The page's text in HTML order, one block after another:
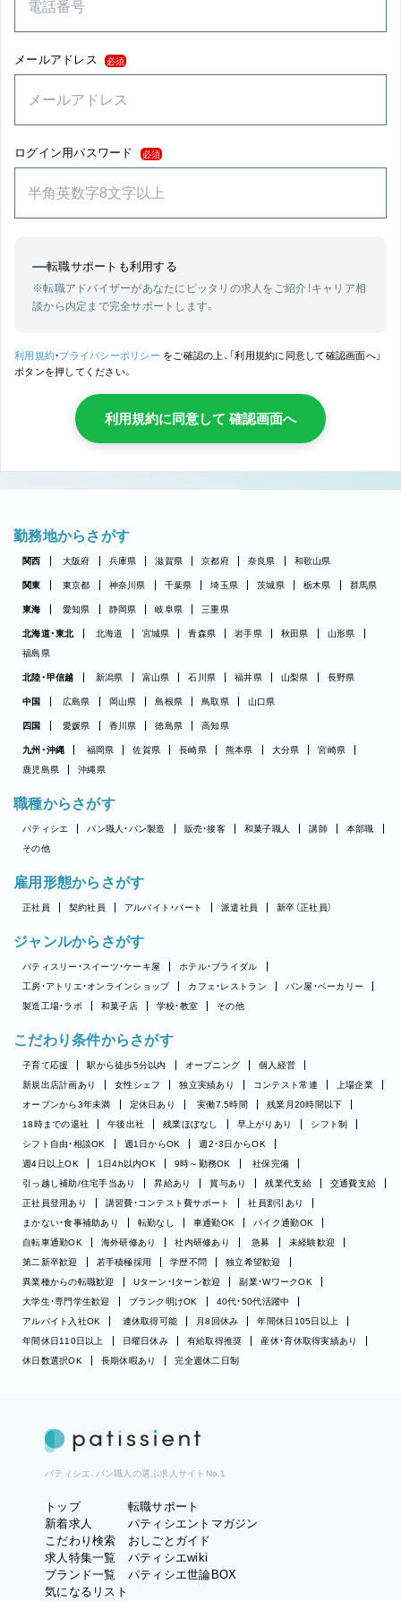
メールアドレス 必須
ログイン用パスワード 必須
転職サポートも利用する
※転職アドバイザーがあなたにピッタリの求人をご紹介！キャリア相
談から内定まで完全サポートします。
利用規約・プライバシーポリシー をご確認の上、「利用規約に同意して確認画面へ」
ボタンを押してください。
利用規約に同意して 確認画面へ
勤務地からさがす
関西 大阪府 兵庫県 滋賀県 京都府 奈良県 和歌山県
関東 東京都 神奈川県 千葉県 埼玉県 茨城県 栃木県 群馬県
東海 愛知県 静岡県 岐阜県 三重県
北海道・東北 北海道 宮城県 青森県 岩手県 秋田県
山形県
福島県
北陸・甲信越 新潟県 富山県 石川県 福井県 山梨県 長野県
中国 広島県 岡山県 島根県 鳥取県 山口県
四国 愛媛県 香川県 徳島県 高知県
九州・沖縄 福岡県 佐賀県 長崎県 熊本県 大分県
宮崎県
鹿児島県
沖縄県
職種からさがす
パティシエ パン職人・パン製造 販売・接客 和菓子職人 講師
本部職
その他
雇用形態からさがす
正社員 契約社員 アルバイト・パート 派遣社員 新卒（正社員）
ジャンルからさがす
パティスリー・スイーツ・ケーキ屋
ホテル・ブライダル
工房・アトリエ・オンラインショップ
カフェ・レストラン
パン屋・ベーカリー
製造工場・ラボ
和菓子店 学校・教室 その他
こだわり条件からさがす
子育て応援 駅から徒歩5分以内 オープニング
個人経営
新規出店計画あり
女性シェフ 独立実績あり コンテスト常連
上場企業
オープンから3年未満
定休日あり 実働7.5時間
残業月20時間以下
18時までの退社
午後出社 残業ほぼなし 早上がりあり
シフト制
シフト自由・相談OK
週1日からOK
週2・3日からOK
週4日以上OK
1日4h以内OK 9時～勤務OK
社保完備
引っ越し補助/住宅手当あり
昇給あり 賞与あり 残業代支給
交通費支給
正社員登用あり
講習費・コンテスト費サポート
社員割引あり
まかない・食事補助あり
転勤なし 車通勤OK
バイク通勤OK
自転車通勤OK
海外研修あり 社内研修あり 急募
未経験歓迎
第二新卒歓迎
若手積極採用 学歴不問
独立希望歓迎
異業種からの転職歓迎
Uターン・Iターン歓迎
副業・WワークOK
大学生・専門学生歓迎
ブランク明けOK
40代・50代活躍中
アルバイト入社OK
連休取得可能 月8回休み
年間休日105日以上
年間休日110日以上
日曜日休み 有給取得推奨
産休・育休取得実績あり
休日数選択OK
長期休暇あり 完全週休二日制
パティシエ、パン職人の選ぶ求人サイトNo.1
トップ
新着求人
こだわり検索
求人特集一覧
ブランド一覧
気になるリスト
転職サポート
パティシエントマガジン
おしごとガイド
パティシエwiki
パティシエ世論BOX